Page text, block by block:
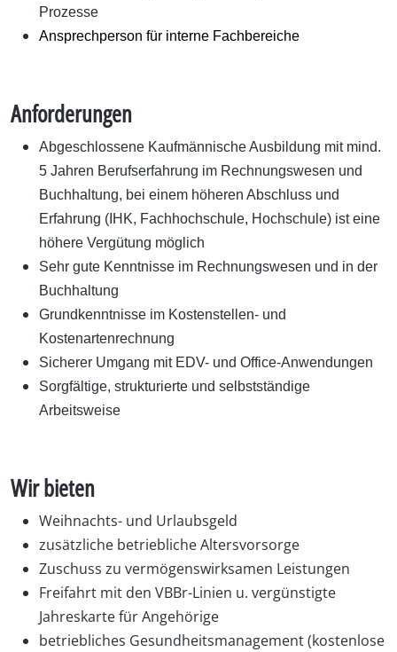
Prozesse
Ansprechperson für interne Fachbereiche
Anforderungen
Abgeschlossene Kaufmännische Ausbildung mit mind.
5 Jahren Berufserfahrung im Rechnungswesen und
Buchhaltung, bei einem höheren Abschluss und
Erfahrung (IHK, Fachhochschule, Hochschule) ist eine
höhere Vergütung möglich
Sehr gute Kenntnisse im Rechnungswesen und in der
Buchhaltung
Grundkenntnisse im Kostenstellen- und
Kostenartenrechnung
Sicherer Umgang mit EDV- und Office-Anwendungen
Sorgfältige, strukturierte und selbstständige
Arbeitsweise
Wir bieten
Weihnachts- und Urlaubsgeld
zusätzliche betriebliche Altersvorsorge
Zuschuss zu vermögenswirksamen Leistungen
Freifahrt mit den VBBr-Linien u. vergünstigte
Jahreskarte für Angehörige
betriebliches Gesundheitsmanagement (kostenlose